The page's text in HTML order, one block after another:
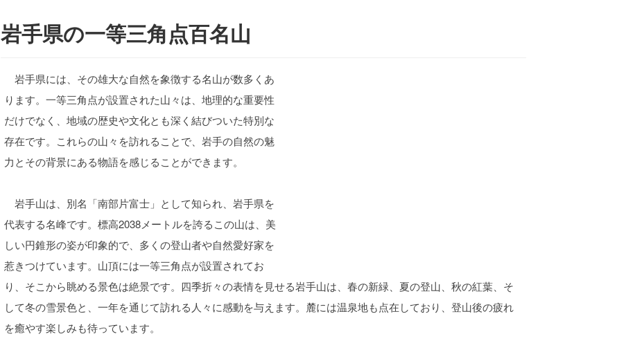
岩手県の一等三角点百名山
岩手県には、その雄大な自然を象徴する名山が数多くあ
ります。一等三角点が設置された山々は、地理的な重要性
だけでなく、地域の歴史や文化とも深く結びついた特別な
存在です。これらの山々を訪れることで、岩手の自然の魅
力とその背景にある物語を感じることができます。
岩手山は、別名「南部片富士」として知られ、岩手県を
代表する名峰です。標高2038メートルを誇るこの山は、美
しい円錐形の姿が印象的で、多くの登山者や自然愛好家を
惹きつけています。山頂には一等三角点が設置されてお
り、そこから眺める景色は絶景です。四季折々の表情を見せる岩手山は、春の新緑、夏の登山、秋の紅葉、そ
して冬の雪景色と、一年を通じて訪れる人々に感動を与えます。麓には温泉地も点在しており、登山後の疲れ
を癒やす楽しみも待っています。